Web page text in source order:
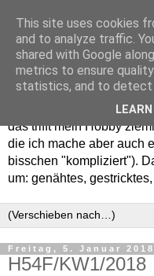
Willkommen in meinem
das trifft mein Hobby
die ich mache aber auch
bisschen "kompliziert").
um: genähtes,
Freitag, 5. Januar 2018
H54F/KW1/2018
This site uses cookies
and to analyze traffic.
shared with Google
metrics to ensure
statistics, and to detect